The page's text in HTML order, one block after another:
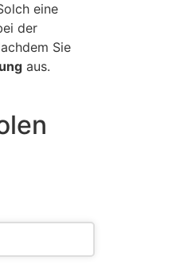
eine
der
Sie
aus.